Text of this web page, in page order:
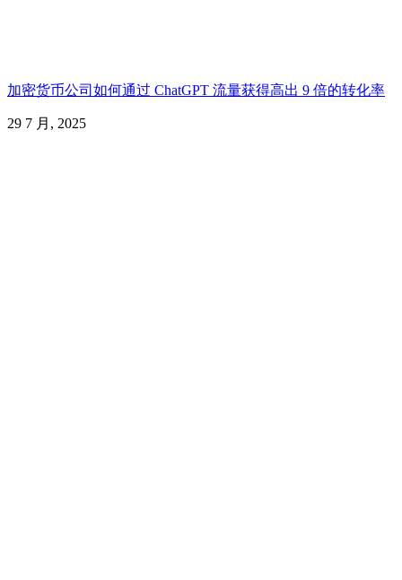
加密货币公司如何通过 ChatGPT 流量获得高出 9 倍的转化率
29 7 月, 2025